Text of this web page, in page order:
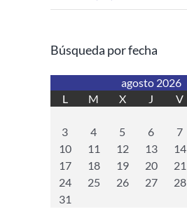
Búsqueda por fecha
agosto 2026
L
M X J V
3
4 5 6 7
10
11 12 13 14
17
18 19 20 21
24
25 26 27 28
31